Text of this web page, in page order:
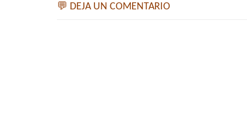
💬 DEJA UN COMENTARIO